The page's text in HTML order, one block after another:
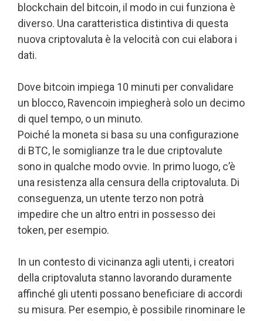
blockchain del bitcoin, il modo in cui funziona è
diverso. Una caratteristica distintiva di questa
nuova criptovaluta è la velocità con cui elabora i
dati.
Dove bitcoin impiega 10 minuti per convalidare
un blocco, Ravencoin impiegherà solo un decimo
di quel tempo, o un minuto.
Poiché la moneta si basa su una configurazione
di BTC, le somiglianze tra le due criptovalute
sono in qualche modo ovvie. In primo luogo, c’è
una resistenza alla censura della criptovaluta. Di
conseguenza, un utente terzo non potrà
impedire che un altro entri in possesso dei
token, per esempio.
In un contesto di vicinanza agli utenti, i creatori
della criptovaluta stanno lavorando duramente
affinché gli utenti possano beneficiare di accordi
su misura. Per esempio, è possibile rinominare le